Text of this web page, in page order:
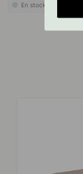
En stock